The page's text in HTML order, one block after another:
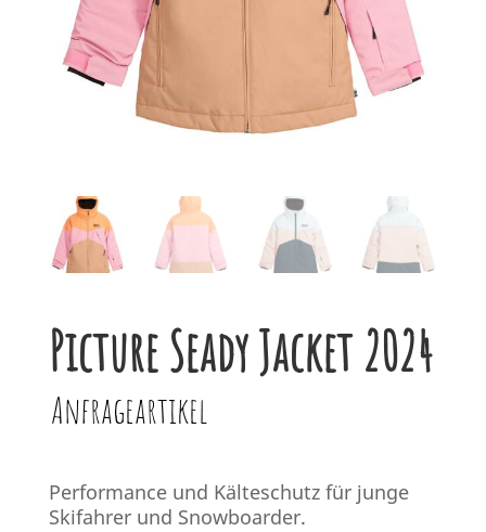
Picture Seady Jacket 2024
Anfrageartikel
Performance und Kälteschutz für junge
Skifahrer und Snowboarder.